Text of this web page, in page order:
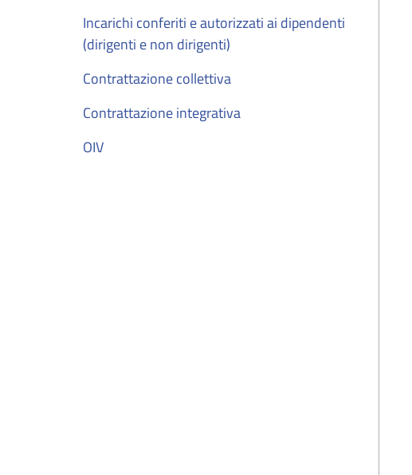
Incarichi conferiti e autorizzati ai dipendenti
(dirigenti e non dirigenti)
Contrattazione collettiva
Contrattazione integrativa
OIV